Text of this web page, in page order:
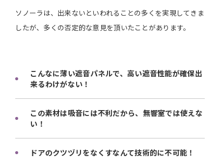
ソノーラは、出来ないといわれることの多くを実現してきま
したが、多くの否定的な意見を頂いたことがあります。
こんなに薄い遮音パネルで、高い遮音性能が確保出
来るわけがない！
この素材は吸音には不利だから、無響室では使えな
い！
ドアのクツヅリをなくすなんて技術的に不可能！